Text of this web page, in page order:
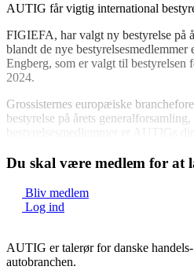
AUTIG får vigtig international
FIGIEFA, har valgt ny bestyrelse på
blandt de nye
Engberg, som er valgt til bestyrelsen
2024.
Grossisternes europæiske
bestyrelse på årets
bestyrelsesmedlemmer er AUTIGs
Du skal være medlem for at
Bliv medlem
Log ind
AUTIG er talerør for danske
autobranchen.